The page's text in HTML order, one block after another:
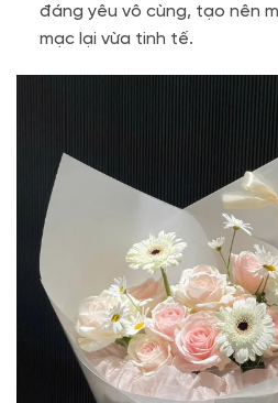
đáng yêu vô cùng, tạo nên
mạc lại vừa tinh tế.